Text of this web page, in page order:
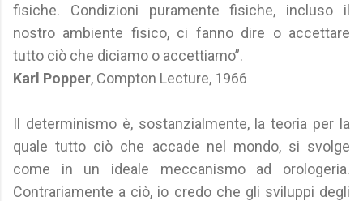
fisiche. Condizioni puramente fisiche, incluso il
nostro ambiente fisico, ci fanno dire o accettare
tutto ciò che diciamo o accettiamo”.
Karl Popper, Compton Lecture, 1966
Il determinismo è, sostanzialmente, la teoria per la
quale tutto ciò che accade nel mondo, si svolge
come in un ideale meccanismo ad orologeria.
Contrariamente a ciò, io credo che gli sviluppi degli